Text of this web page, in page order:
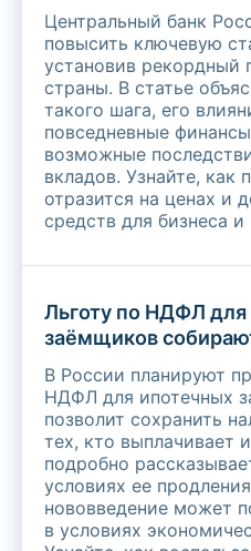
Центральный банк
повысить ключевую
установив рекордный
страны. В статье
такого шага, его
повседневные
возможные
вкладов. Узнайте, как
отразится на ценах и
средств для бизнеса и
Льготу по НДФЛ
заёмщиков
В России планируют
НДФЛ для ипотечных
позволит сохранить
тех, кто выплачивает
подробно
условиях ее
нововведение может
в условиях